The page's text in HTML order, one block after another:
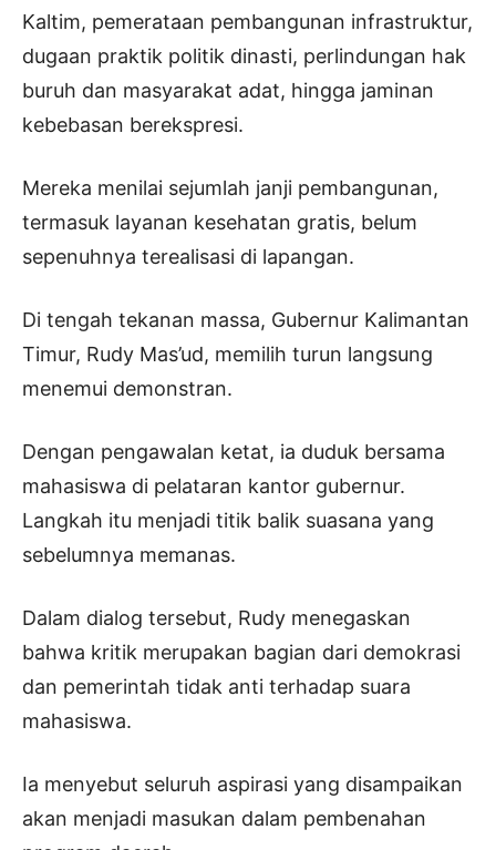
Kaltim, pemerataan pembangunan infrastruktur,
dugaan praktik politik dinasti, perlindungan hak
buruh dan masyarakat adat, hingga jaminan
kebebasan berekspresi.
Mereka menilai sejumlah janji pembangunan,
termasuk layanan kesehatan gratis, belum
sepenuhnya terealisasi di lapangan.
Di tengah tekanan massa, Gubernur Kalimantan
Timur, Rudy Mas’ud, memilih turun langsung
menemui demonstran.
Dengan pengawalan ketat, ia duduk bersama
mahasiswa di pelataran kantor gubernur.
Langkah itu menjadi titik balik suasana yang
sebelumnya memanas.
Dalam dialog tersebut, Rudy menegaskan
bahwa kritik merupakan bagian dari demokrasi
dan pemerintah tidak anti terhadap suara
mahasiswa.
Ia menyebut seluruh aspirasi yang disampaikan
akan menjadi masukan dalam pembenahan